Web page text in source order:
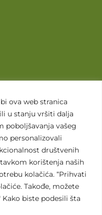
ova web stranica
u stanju vršiti dalja
poboljšavanja vašeg
personalizovali
društvenih
korištenja naših
kolačića. “Prihvati
Takođe, možete
biste podesili šta